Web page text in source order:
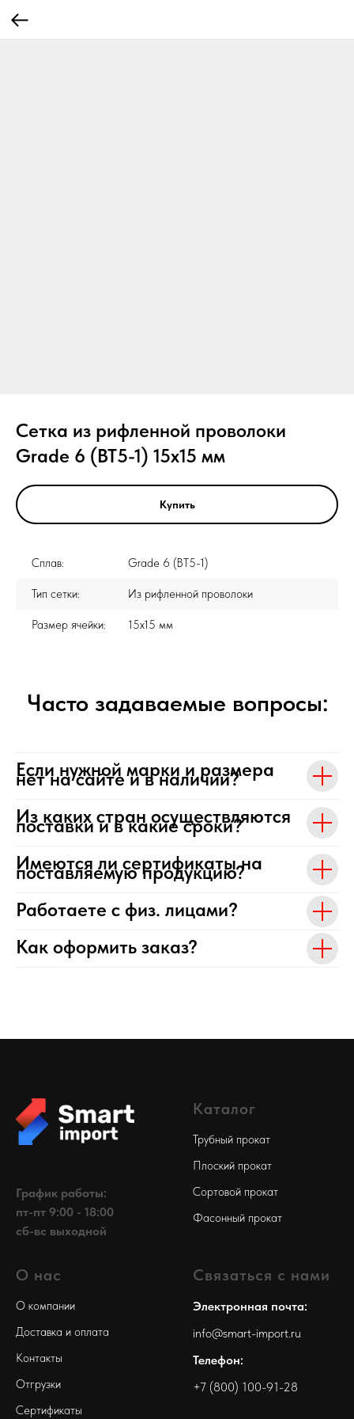
Сетка из рифленной проволоки
Grade 6 (ВТ5-1) 15x15 мм
Купить
Сплав: Grade 6 (ВТ5-1)
Тип сетки: Из рифленной проволоки
Размер ячейки: 15x15 мм
Часто задаваемые вопросы:
Если нужной марки и размера
нет на сайте и в наличии?
Из каких стран осуществляются
поставки и в какие сроки?
Имеются ли сертификаты на
поставляемую продукцию?
Работаете с физ. лицами?
Как оформить заказ?
График работы:
пт-пт 9:00 - 18:00
сб-вс выходной
Каталог
Трубный прокат
Плоский прокат
Сортовой прокат
Фасонный прокат
О нас
О компании
Доставка и оплата
Контакты
Отгрузки
Сертификаты
Связаться с нами
Электронная почта:
info@smart-import.ru
Телефон:
+7 (800) 100-91-28